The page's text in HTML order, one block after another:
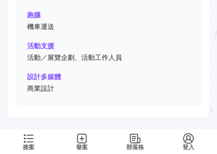
接案 發案 部落格 登入
跑腿
機車運送
活動支援
活動／展覽企劃、活動工作人員
設計多媒體
商業設計